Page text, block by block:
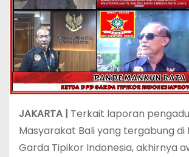
JAKARTA | Terkait laporan
Masyarakat Bali yang tergabung di
Garda Tipikor Indonesia, akhirnya